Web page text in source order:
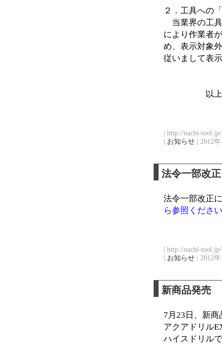
２．工具への
当業界の工
により作業者
め、表示対象
従いまして表
以上
| http://nachi-
お知らせ | 2012
法令一部改
法令一部改正
ら参照ください
| http://nachi-
お知らせ | 2012
新商品発売
7月23日、新
アクアドリル
ハイスドリル